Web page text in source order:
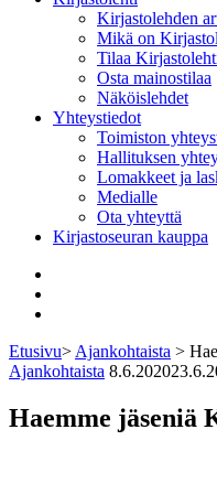
Kirjastolehden
Mikä on
Tilaa
Osta mainostilaa
Näköislehdet
Yhteystiedot
Toimiston
Hallituksen
Lomakkeet ja
Medialle
Ota yhteyttä
Kirjastoseuran kauppa
Etusivu> Ajankohtaista >
Ajankohtaista 8.6.2020
Haemme jäseniä